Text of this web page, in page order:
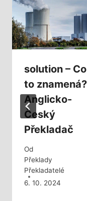
solution – Co
to znamená?
Anglicko-
Český
Překladač
Od
Překlady
Překladatelé
6. 10. 2024